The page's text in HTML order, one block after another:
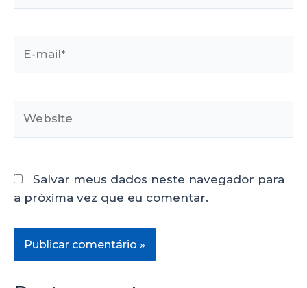
Salvar meus dados neste navegador para
a próxima vez que eu comentar.